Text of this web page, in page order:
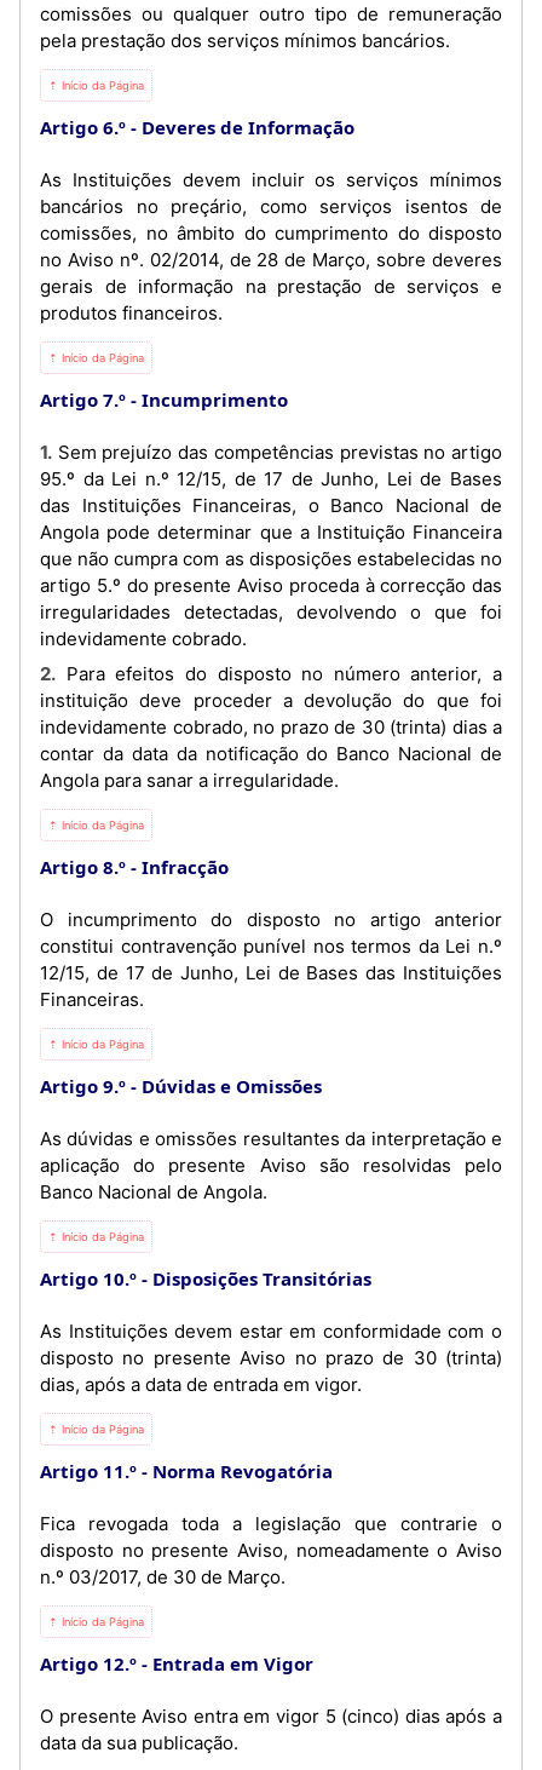
comissões ou qualquer outro tipo de remuneração
pela prestação dos serviços mínimos bancários.
⇡ Início da Página
Artigo 6.º Deveres de Informação
As Instituições devem incluir os serviços mínimos
bancários no preçário, como serviços isentos de
comissões, no âmbito do cumprimento do disposto
no Aviso nº. 02/2014, de 28 de Março, sobre deveres
gerais de informação na prestação de serviços e
produtos financeiros.
⇡ Início da Página
Artigo 7.º Incumprimento
1. Sem prejuízo das competências previstas no artigo
95.º da Lei n.º 12/15, de 17 de Junho, Lei de Bases
das Instituições Financeiras, o Banco Nacional de
Angola pode determinar que a Instituição Financeira
que não cumpra com as disposições estabelecidas no
artigo 5.º do presente Aviso proceda à correcção das
irregularidades detectadas, devolvendo o que foi
indevidamente cobrado.
2. Para efeitos do disposto no número anterior, a
instituição deve proceder a devolução do que foi
indevidamente cobrado, no prazo de 30 (trinta) dias a
contar da data da notificação do Banco Nacional de
Angola para sanar a irregularidade.
⇡ Início da Página
Artigo 8.º Infracção
O incumprimento do disposto no artigo anterior
constitui contravenção punível nos termos da Lei n.º
12/15, de 17 de Junho, Lei de Bases das Instituições
Financeiras.
⇡ Início da Página
Artigo 9.º Dúvidas e Omissões
As dúvidas e omissões resultantes da interpretação e
aplicação do presente Aviso são resolvidas pelo
Banco Nacional de Angola.
⇡ Início da Página
Artigo 10.º Disposições Transitórias
As Instituições devem estar em conformidade com o
disposto no presente Aviso no prazo de 30 (trinta)
dias, após a data de entrada em vigor.
⇡ Início da Página
Artigo 11.º Norma Revogatória
Fica revogada toda a legislação que contrarie o
disposto no presente Aviso, nomeadamente o Aviso
n.º 03/2017, de 30 de Março.
⇡ Início da Página
Artigo 12.º Entrada em Vigor
O presente Aviso entra em vigor 5 (cinco) dias após a
data da sua publicação.